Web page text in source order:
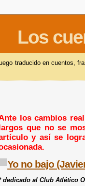
Los
traducido en cuentos,
los cambios
que no se
y así se
Yo no bajo
dedicado al Club Atlético